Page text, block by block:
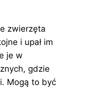
zwierzęta
i upał im
je w
gdzie
Mogą to być